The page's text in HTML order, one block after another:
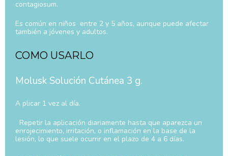
contagiosum.
Es común en niños entre 2 y 5 años, aunque puede afectar
también a jóvenes y adultos.
COMO USARLO
Molusk Solución Cutánea 3 g.
A plicar 1 vez al día.
Repetir la aplicación diariamente hasta que aparezca un
enrojecimiento, irritación, o inflamación en la base de la
lesión, lo que suele ocurrir en el plazo de 4 a 6 días.